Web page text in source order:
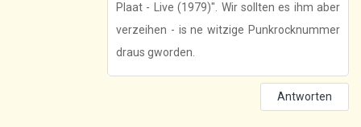
Plaat - Live (1979)". Wir sollten es ihm aber
verzeihen - is ne witzige Punkrocknummer
draus gworden.
Antworten